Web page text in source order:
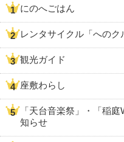
にのへごはん
レンタサイクル「へのク
観光ガイド
座敷わらし
「天台音楽祭」・「稲
知らせ